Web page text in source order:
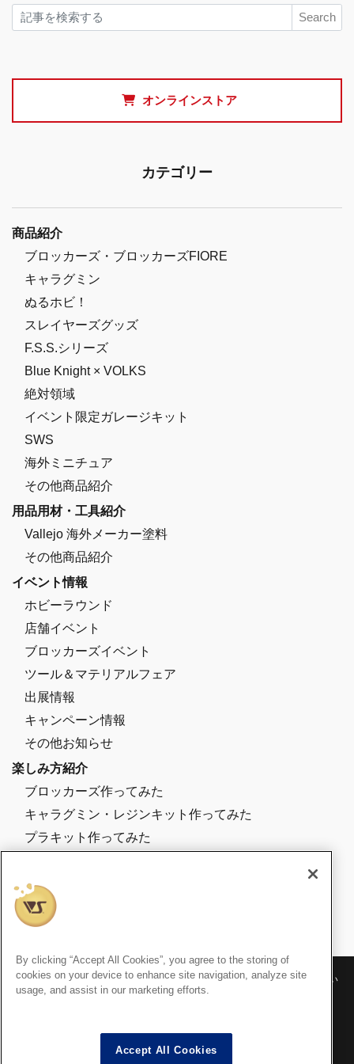
Search
オンラインストア
カテゴリー
商品紹介
ブロッカーズ・ブロッカーズFIORE
キャラグミン
ぬるホビ！
スレイヤーズグッズ
F.S.S.シリーズ
Blue Knight × VOLKS
絶対領域
イベント限定ガレージキット
SWS
海外ミニチュア
その他商品紹介
用品用材・工具紹介
Vallejo 海外メーカー塗料
その他商品紹介
イベント情報
ホビーラウンド
店舗イベント
ブロッカーズイベント
ツール＆マテリアルフェア
出展情報
キャンペーン情報
その他お知らせ
楽しみ方紹介
ブロッカーズ作ってみた
キャラグミン・レジンキット作ってみた
プラキット作ってみた
その他楽しみ方紹介
※記事内の価格表記は、掲載時点での消費税率に基づいた価格を表示してい
ます。
「創作造形©ボークス・造形村」 © VOLKS INC. All rights are reserved.
By clicking “Accept All Cookies”, you agree to the storing of
cookies on your device to enhance site navigation, analyze site
usage, and assist in our marketing efforts.
Accept All Cookies